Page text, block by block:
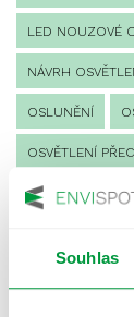
Souhlas
LED NOUZOVÉ
NÁVRH
OSLUNĚNÍ
OSVĚTLENÍ
OSVĚTLENÍ